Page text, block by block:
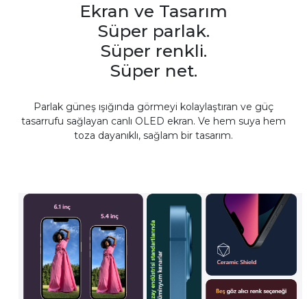
Ekran ve Tasarım
Süper parlak.
Süper renkli.
Süper net.
Parlak güneş ışığında görmeyi kolaylaştıran ve güç
tasarrufu sağlayan canlı OLED ekran. Ve hem suya hem
toza dayanıklı, sağlam bir tasarım.